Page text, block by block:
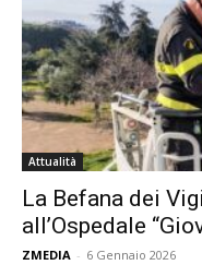
Attualità
La Befana dei
all’Ospedale
ZMEDIA - 6 Gennaio 2026